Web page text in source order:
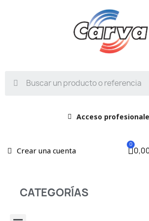
Acceso
Crear una cuenta
CATEGORÍAS